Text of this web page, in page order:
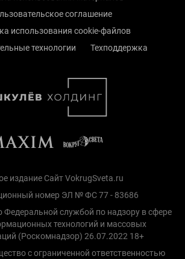
соглашение
использования cookie-файлов
технологии
Техподдержка
издание Сайт VokrugSveta.ru
номер ЭЛ № ФС 77 - 83686
Федеральной службой по надзору в сфере
технологий и массовых
(Роскомнадзор) 26.07.2022 18+
с ограниченной ответственностью